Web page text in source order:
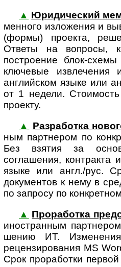
▲ Юридический
мен­но­го изло­же­ния и
(формы) проекта,
Ответы на вопросы,
построение блок-
ключевые извлечения
английском языке или
от 1 недели.
проекту.
▲
Разработка
ным партнером по
Без взятия за
соглашения, контракта
языке или англ./рус.
документов к нему в
по запросу по
▲ Проработка
ино­стран­ным
шению ИТ.
рецензирования MS
Срок проработки